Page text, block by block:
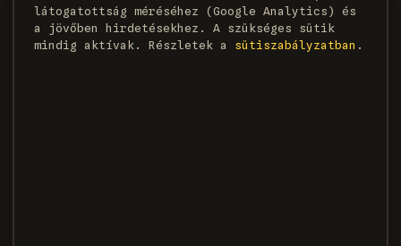
látogatottság méréséhez (Google Analytics) és
a jövőben hirdetésekhez. A szükséges sütik
mindig aktívak. Részletek a
süti­szabályzatban .
Szerzők
Médiaajánlat
Kapcsolat